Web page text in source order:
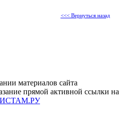
<<< Вернуться назад
материалов сайта
прямой активной ссылки на